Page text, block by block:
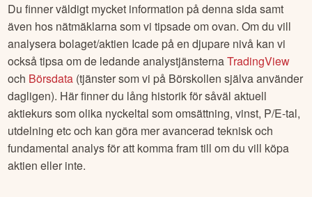
Du finner väldigt mycket information på denna sida samt
även hos nätmäklarna som vi tipsade om ovan. Om du vill
analysera bolaget/aktien Icade på en djupare nivå kan vi
också tipsa om de ledande analystjänsternaTradingView
och Börsdata (tjänster som vi på Börskollen själva använder
dagligen). Här finner du lång historik för såväl aktuell
aktiekurs som olika nyckeltal som omsättning, vinst, P/E-tal,
utdelning etc och kan göra mer avancerad teknisk och
fundamental analys för att komma fram till om du vill köpa
aktien eller inte.